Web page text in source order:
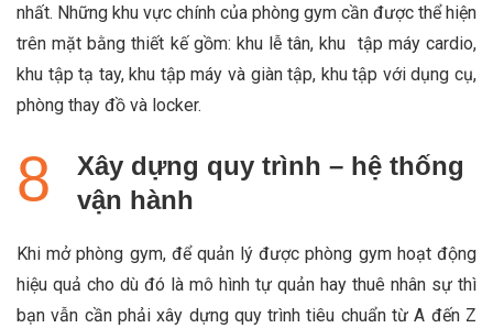
nhất. Những khu vực chính của phòng gym cần được thể hiện
trên mặt bằng thiết kế gồm: khu lễ tân, khu tập máy cardio,
khu tập tạ tay, khu tập máy và giàn tập, khu tập với dụng cụ,
phòng thay đồ và locker.
Xây dựng quy trình – hệ thống
vận hành
Khi mở phòng gym, để quản lý được phòng gym hoạt động
hiệu quả cho dù đó là mô hình tự quản hay thuê nhân sự thì
bạn vẫn cần phải xây dựng quy trình tiêu chuẩn từ A đến Z